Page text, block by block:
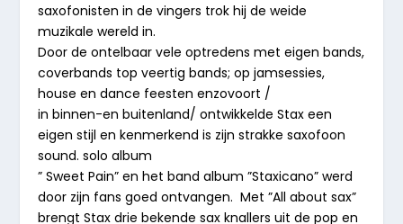
saxofonisten in de vingers trok hij de weide
muzikale wereld in.
Door de ontelbaar vele optredens met eigen bands,
coverbands top veertig bands; op jamsessies,
house en dance feesten enzovoort /
in binnen-en buitenland/ ontwikkelde Stax een
eigen stijl en kenmerkend is zijn strakke saxofoon
sound. solo album
” Sweet Pain” en het band album ”Staxicano” werd
door zijn fans goed ontvangen. Met ”All about sax”
brengt Stax drie bekende sax knallers uit de pop en